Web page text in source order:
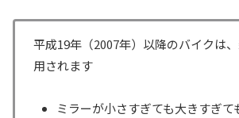
平成19年（2007年）以降のバイクは
用されます
ミラーが小さすぎても大きすぎて